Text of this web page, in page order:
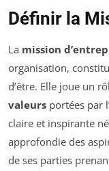
Définir la
La mission
organisation,
d’être. Elle joue un
valeurs portées par
claire et inspirante
approfondie des
de ses parties